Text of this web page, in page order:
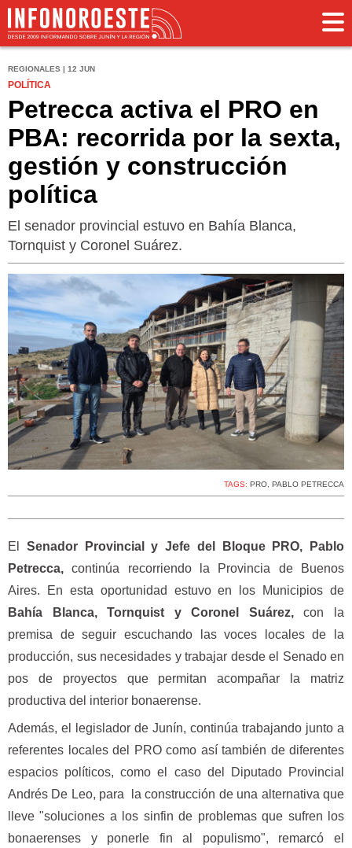
REGIONALES | 12 JUN
POLÍTICA
Petrecca activa el PRO en
PBA: recorrida por la sexta,
gestión y construcción
política
El senador provincial estuvo en Bahía Blanca,
Tornquist y Coronel Suárez.
TAGS: PRO, PABLO PETRECCA
El Senador Provincial y Jefe del Bloque PRO, Pablo
Petrecca, continúa recorriendo la Provincia de Buenos
Aires. En esta oportunidad estuvo en los Municipios de
Bahía Blanca, Tornquist y Coronel Suárez,con la
premisa de seguir escuchando las voces locales de la
producción, sus necesidades y trabajar desde el Senado en
pos de proyectos que permitan acompañar la matriz
productiva del interior bonaerense.
Además, el legislador de Junín, continúa trabajando junto a
referentes locales del PRO como así también de diferentes
espacios políticos, como el caso del Diputado Provincial
Andrés De Leo, para la construcción de una alternativa que
lleve "soluciones a los sinfin de problemas que sufren los
bonaerenses y ponerle fin al populismo", remarcó el